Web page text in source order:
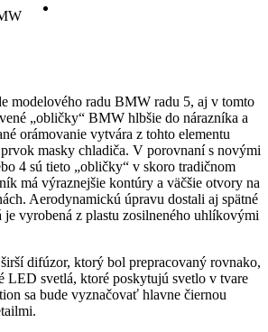
modelového radu BMW radu 5, aj v tomto
„obličky“ BMW hlbšie do nárazníka a
orámovanie vytvára z tohto elementu
masky chladiča. V porovnaní s novými
4 sú tieto „obličky“ v skoro tradičnom
má výraznejšie kontúry a väčšie otvory na
Aerodynamickú úpravu dostali aj spätné
je vyrobená z plastu zosilneného uhlíkovými
difúzor, ktorý bol prepracovaný rovnako,
LED svetlá, ktoré poskytujú svetlo v tvare
sa bude vyznačovať hlavne čiernou